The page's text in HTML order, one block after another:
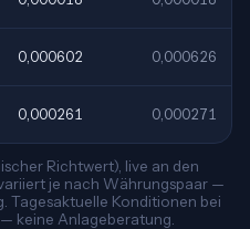
0,000602 0,000626
0,000261 0,000271
Richtwert), live an den
je nach Währungspaar —
Tagesaktuelle Konditionen bei
keine Anlageberatung.